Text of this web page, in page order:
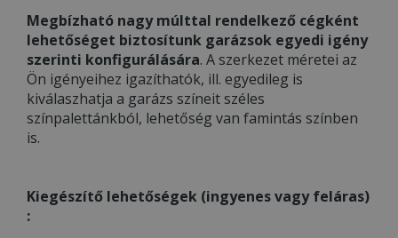
Megbízható nagy múlttal rendelkező cégként
lehetőséget biztosítunk garázsok egyedi igény
szerinti konfigurálására. A szerkezet méretei az
Ön igényeihez igazíthatók, ill. egyedileg is
kiválaszhatja a garázs színeit széles
színpalettánkból, lehetőség van famintás színben
is.
Kiegészítő lehetőségek (ingyenes vagy feláras)
: